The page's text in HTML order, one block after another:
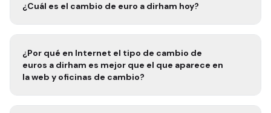
¿Cuál es el cambio de euro a dirham hoy?
¿Por qué en Internet el tipo de cambio de
euros a dirham es mejor que el que aparece en
la web y oficinas de cambio?